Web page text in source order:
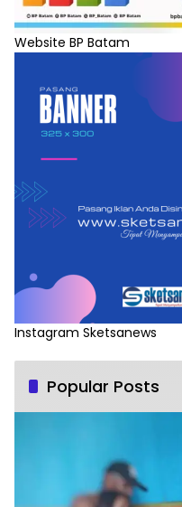
Website BP Batam
Instagram Sketsanews
Popular Posts